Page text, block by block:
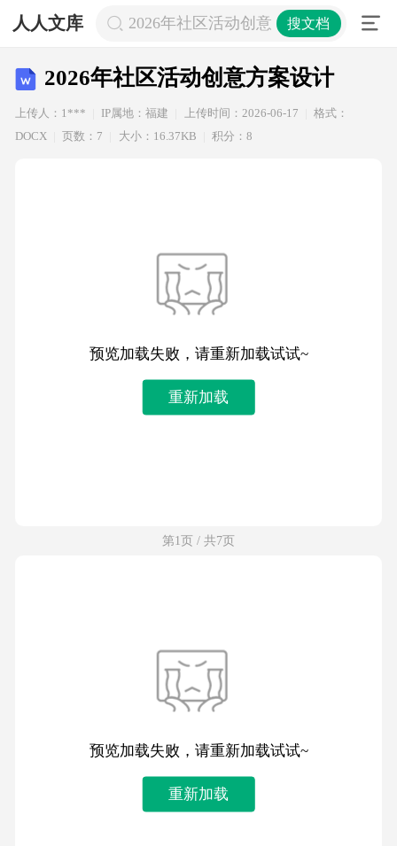
人人文库 2026年社区活动创意方案设计
搜文档
2026年社区活动创意方案设计
上传人：1*** IP属地：福建 上传时间：2026-06-17
格式：
DOCX
页数：7 大小：16.37KB 积分：8
预览加载失败，请重新加载试试~
重新加载
第1页 / 共7页
预览加载失败，请重新加载试试~
重新加载